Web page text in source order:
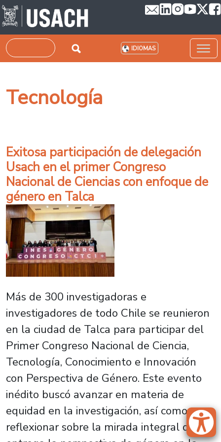
Pasar al contenido principal
Buscar IDIOMAS
Tecnología
Exitosa participación de delegación
Usach en el primer Congreso
Nacional de Ciencias con enfoque de
género en Talca
Más de 300 investigadoras e
investigadores de todo Chile se reunieron
en la ciudad de Talca para participar del
Primer Congreso Nacional de Ciencia,
Tecnología, Conocimiento e Innovación
con Perspectiva de Género. Este evento
inédito buscó avanzar en materia de
equidad en la investigación, así como
reflexionar sobre la mirada integral que